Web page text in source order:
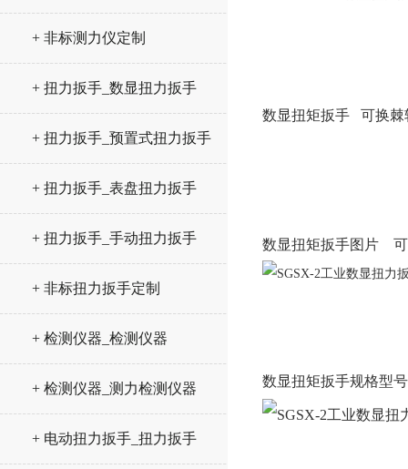
+ 非标测力仪定制
+ 扭力扳手_数显扭力扳手
+ 扭力扳手_预置式扭力扳手
+ 扭力扳手_表盘扭力扳手
+ 扭力扳手_手动扭力扳手
+ 非标扭力扳手定制
+ 检测仪器_检测仪器
+ 检测仪器_测力检测仪器
+ 电动扭力扳手_扭力扳手
数显扭矩扳手 可换棘
数显扭矩扳手图片
数显扭矩扳手规格型号